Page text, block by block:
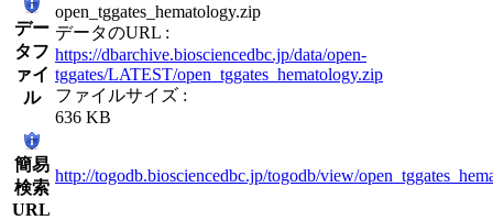
デー
タフ
ァイ
ル
open_tggates_hematology.zip
データのURL :
https://dbarchive.biosciencedbc.jp/data/open-
tggates/LATEST/open_tggates_hematology.zip
ファイルサイズ :
636 KB
簡易
検索
URL
http://togodb.biosciencedbc.jp/togodb/view/